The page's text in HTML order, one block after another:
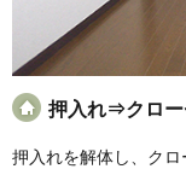
押入れ⇒クロー
押入れを解体し、クロ